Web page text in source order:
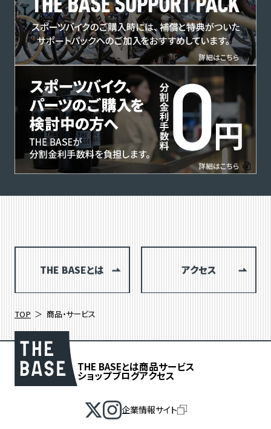
THE BASEとは アクセス
TOP 商品・サービス
THE BASEとは商品サービス
ショップブログアクセス
企業情報サイト